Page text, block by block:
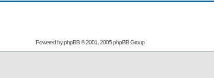
Powered byphpBB© 2001, 2005 phpBB Group